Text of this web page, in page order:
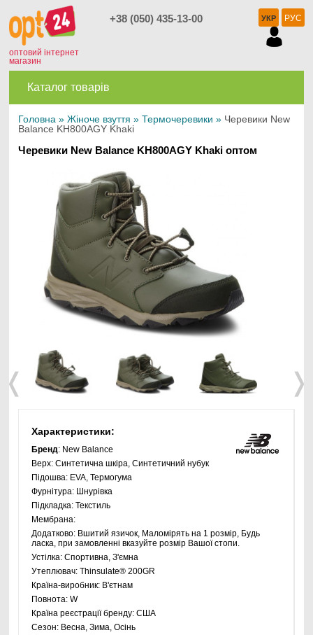
оптовий інтернет
магазин
+38 (050) 435-13-00 УКР РУС
Каталог товарів
Головна » Жіноче взуття » Термочеревики » Черевики New
Balance KH800AGY Khaki
Черевики New Balance KH800AGY Khaki оптом
❬ ❭
Характеристики:
Бренд: New Balance
Верх:Синтетична шкіра, Синтетичний нубук
Підошва: EVA, Термогума
Фурнітура: Шнурівка
Підкладка:Текстиль
Мембрана:
Додатково: Вшитий язичок, Маломірять на 1 розмір, Будь
ласка, при замовленні вказуйте розмір Вашої стопи.
Устілка:Спортивна, З'ємна
Утеплювач:Thinsulate® 200GR
Країна-виробник: В'єтнам
Повнота:W
Країна реєстрації бренду:США
Сезон: Весна, Зима, Осінь